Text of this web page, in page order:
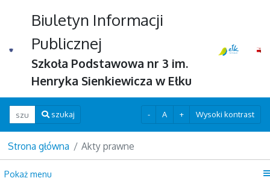
Biuletyn Informacji
Publicznej
Szkoła Podstawowa nr 3 im.
Henryka Sienkiewicza w Ełku
Wpisz szukaną frazę
szukaj - A + Wysoki kontrast
Strona główna Akty prawne
Pokaż menu